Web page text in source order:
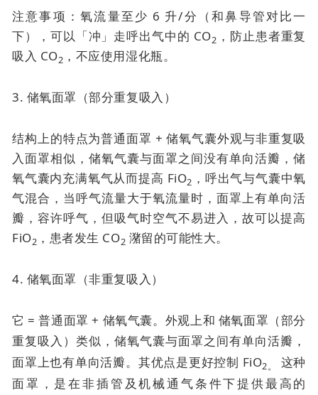
注意事项：氧流量至少 6 升/分（和鼻导管对比一
下），可以「冲」走呼出气中的 CO2 ，防止患者重复
吸入 CO2 ，不应使用湿化瓶。
3. 储氧面罩（部分重复吸入）
结构上的特点为普通面罩 + 储氧气囊外观与非重复吸
入面罩相似，储氧气囊与面罩之间没有单向活瓣，储
氧气囊内充满氧气从而提高 FiO2 ，呼出气与气囊中氧
气混合，当呼气流量大于氧流量时，面罩上有单向活
瓣，容许呼气，但吸气时空气不易进入，故可以提高
FiO2 ，患者发生 CO2 潴留的可能性大。
4. 储氧面罩（非重复吸入）
它 = 普通面罩 + 储氧气囊。外观上和 储氧面罩（部分
重复吸入）类似，储氧气囊与面罩之间有单向活瓣，
面罩上也有单向活瓣。其优点是更好控制 FiO2。
这种
面罩，是在非插管及机械通气条件下提供最高的